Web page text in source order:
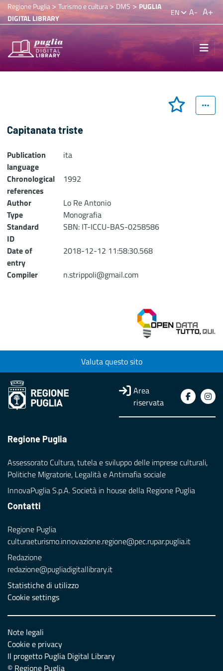
Regione Puglia> Turismo e cultura>DMS > PUGLIA
DIGITAL LIBRARY
EN A- A+
Capitanata triste
Publication
language
ita
Chronological
references
1992
Author
Lo Re Antonio
Type
Monografia
Standard
ID
SBN: IT-ICCU-BAS-0258586
Date of
entry
2018-12-12 11:58:30.568
Compiler
n.strippoli@gmail.com
Valuta questo sito
Area
riservata
Regione Puglia
Assessorato Cultura, tutela e sviluppo delle imprese culturali,
Politiche Migratorie, Legalità e Antimafia sociale
InnovaPuglia S.p.A. Società in house della Regione Puglia
Contatti
Regione Puglia
culturaeturismo.innovazione.regione@pec.rupar.puglia.it
Redazione
redazione@pugliadigitallibrary.it
Statistiche di utilizzo
Cookie settings
Note legali
Cookie e privacy
Il progetto Puglia Digital Library
© Regione Puglia